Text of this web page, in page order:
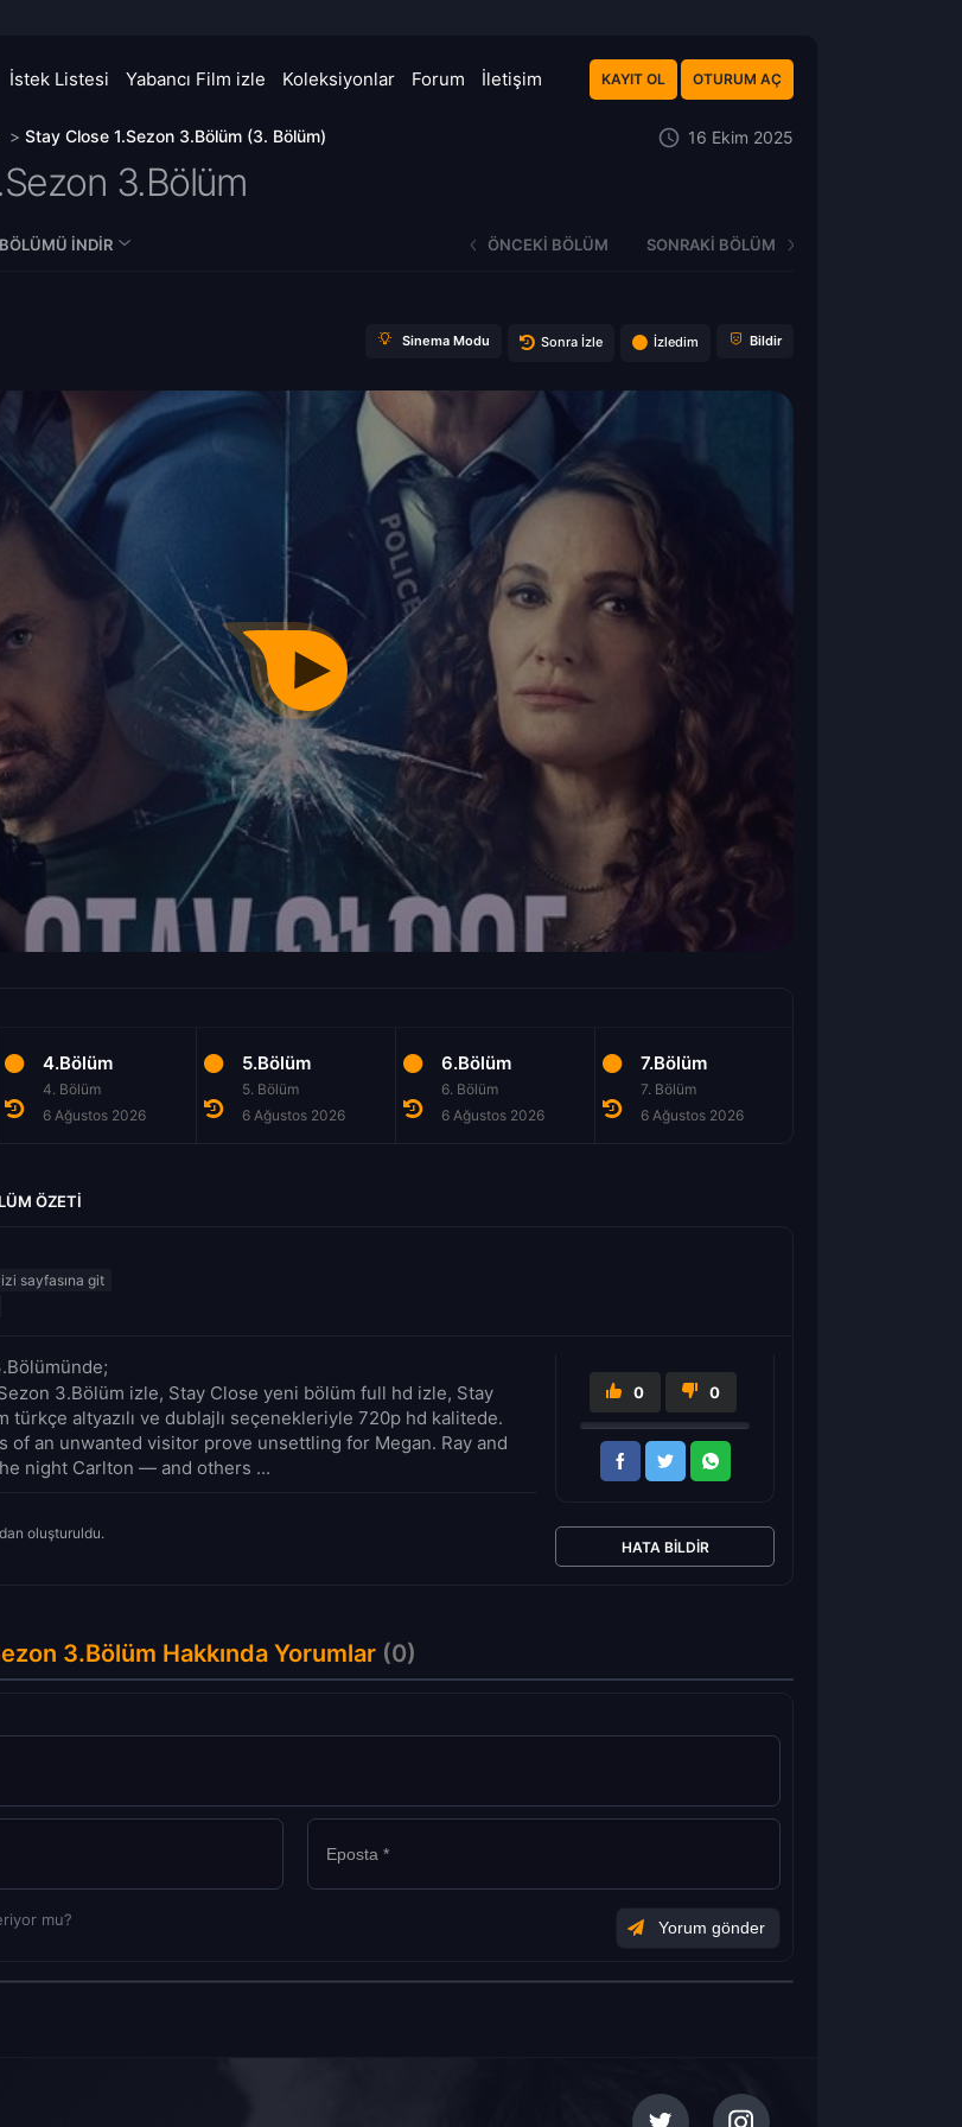
İstek Listesi Yabancı Film izle Koleksiyonlar Forum İletişim KAYIT OL OTURUM AÇ
> Stay Close 1.Sezon 3.Bölüm (3. Bölüm) 16 Ekim 2025
3.Bölüm
BÖLÜMÜ İNDIR ÖNCEKI BÖLÜM SONRAKI BÖLÜM
Sinema Modu Sonra İzle İzledim Bildir
4.Bölüm
4. Bölüm
6 Ağustos 2026
5.Bölüm
5. Bölüm
6 Ağustos 2026
6.Bölüm
6. Bölüm
6 Ağustos 2026
7.Bölüm
7. Bölüm
6 Ağustos 2026
ÖZETI
3.Bölüm izle, Stay Close yeni bölüm full hd izle, Stay
türkçe altyazılı ve dublajlı seçenekleriyle 720p hd kalitede.
of an unwanted visitor prove unsettling for Megan. Ray and
night Carlton — and others ...
oluşturuldu.
0 0
HATA BILDIR
3.Bölüm Hakkında Yorumlar (0)
mu?